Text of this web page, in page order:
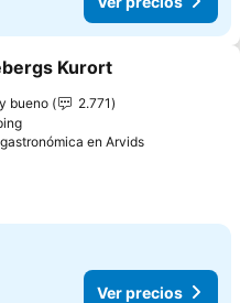
a favoritos
Kurort
bueno
2.771
en ArvidsVer precios
Ver precios